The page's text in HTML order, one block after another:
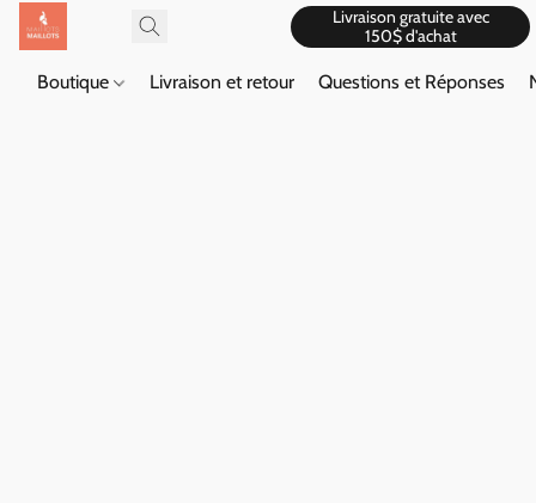
Livraison gratuite avec
150$ d'achat
Boutique Livraison et retour Questions et Réponses